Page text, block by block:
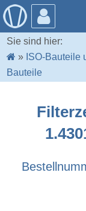
Sie sind hier:
» ISO-Bauteile
Bauteile